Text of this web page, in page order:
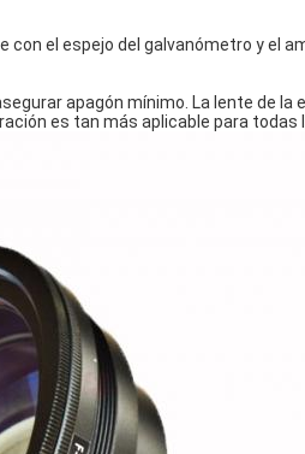
con el espejo del galvanómetro y el
apagón mínimo. La lente de la
es tan más aplicable para todas